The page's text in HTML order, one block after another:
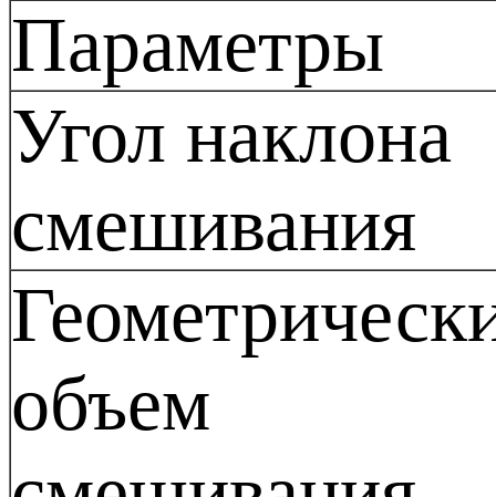
Параметры
Угол наклона
смешивания
объем